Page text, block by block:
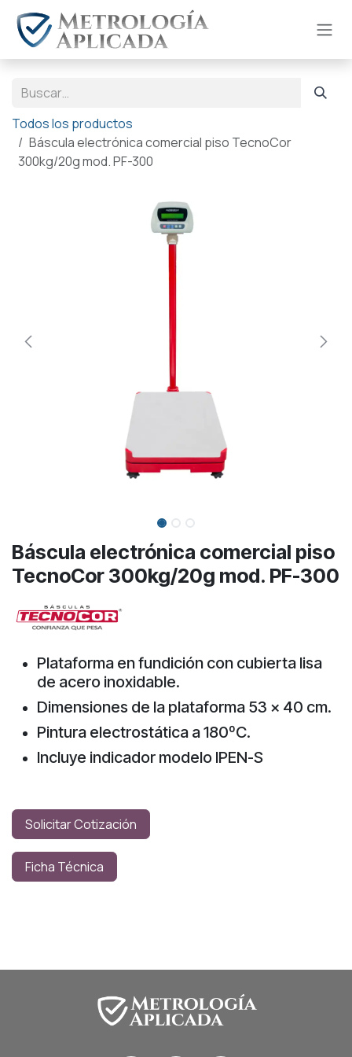
Ir al contenido
Todos los productos
Báscula electrónica comercial piso TecnoCor
300kg/20g mod. PF-300
Báscula electrónica comercial piso
TecnoCor 300kg/20g mod. PF-300
Plataforma en fundición con cubierta lisa
de acero inoxidable.
Dimensiones de la plataforma 53 x 40 cm.
Pintura electrostática a 180ºC.
Incluye indicador modelo IPEN-S
Solicitar Cotización
Ficha Técnica